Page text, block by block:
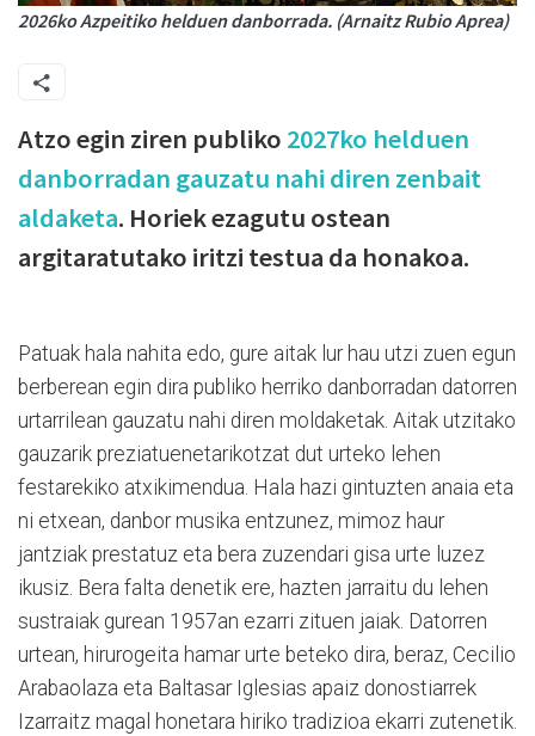
2026ko Azpeitiko helduen danborrada. (Arnaitz Rubio Aprea)
Atzo egin ziren publiko 2027ko helduen
danborradan gauzatu nahi diren zenbait
aldaketa. Horiek ezagutu ostean
argitaratutako iritzi testua da honakoa.
Patuak hala nahita edo, gure aitak lur hau utzi zuen egun
berberean egin dira publiko herriko danborradan datorren
urtarrilean gauzatu nahi diren moldaketak. Aitak utzitako
gauzarik preziatuenetarikotzat dut urteko lehen
festarekiko atxikimendua. Hala hazi gintuzten anaia eta
ni etxean, danbor musika entzunez, mimoz haur
jantziak prestatuz eta bera zuzendari gisa urte luzez
ikusiz. Bera falta denetik ere, hazten jarraitu du lehen
sustraiak gurean 1957an ezarri zituen jaiak. Datorren
urtean, hirurogeita hamar urte beteko dira, beraz, Cecilio
Arabaolaza eta Baltasar Iglesias apaiz donostiarrek
Izarraitz magal honetara hiriko tradizioa ekarri zutenetik.